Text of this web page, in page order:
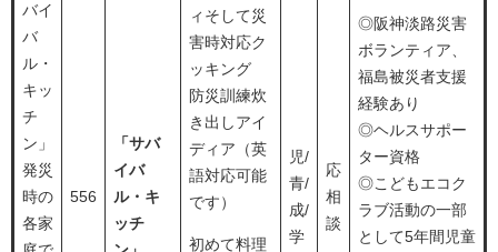
バイ
バ
ル・
キッ
チ
ン」
発災
時の
各家
556
「サバ
イバ
ル・キ
ッチ
ィそして災
害時対応ク
ッキング
防災訓練炊
き出しアイ
ディア（英
語対応可能
です）
初めて料理
児/
青/
成/
学
応
相
談
◎阪神淡路災害
ボランティア、
福島被災者支援
経験あり
◎ヘルスサポー
ター資格
◎こどもエコク
ラブ活動の一部
として5年間児童